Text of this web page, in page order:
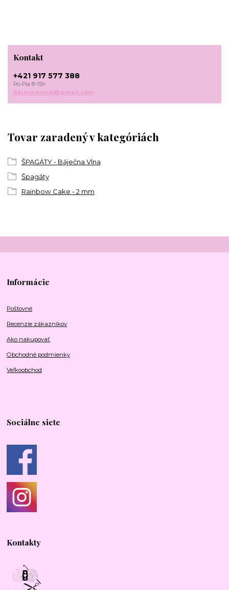
Tovar zaradený v kategóriách
ŠPAGÁTY - Báječna Vlna
Špagáty
Rainbow Cake - 2 mm
Kontakt
+421 917 577 388
Po-Pia 8-15h
bajecnavlna@gmail.com
Informácie
Poštovné
Recenzie zákazníkov
Ako nakupovať
Obchodné podmienky
Veľkoobchod
Sociálne siete
Kontakty